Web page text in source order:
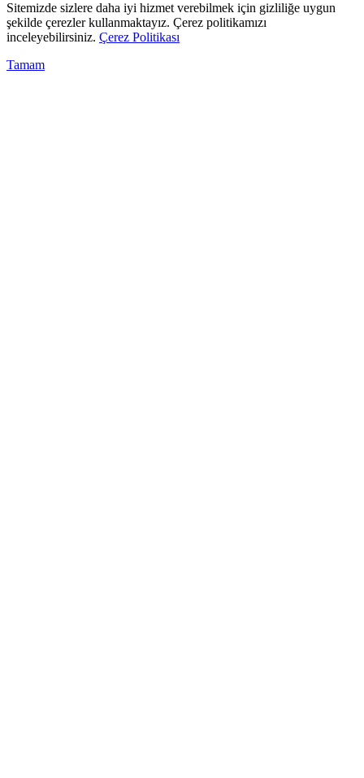
Sitemizde sizlere daha iyi hizmet verebilmek için gizliliğe uygun
şekilde çerezler kullanmaktayız. Çerez politikamızı
inceleyebilirsiniz. Çerez Politikası
Tamam